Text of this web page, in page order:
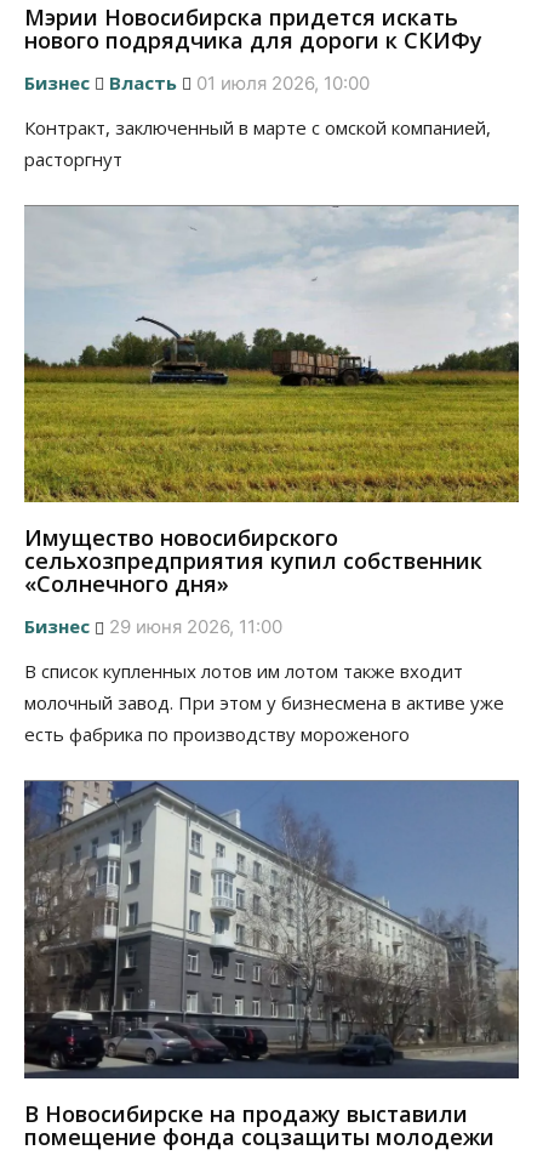
Мэрии Новосибирска придется искать
нового подрядчика для дороги к СКИФу
Бизнес Власть 01 июля 2026, 10:00
Контракт, заключенный в марте с омской компанией,
расторгнут
Имущество новосибирского
сельхозпредприятия купил собственник
«Солнечного дня»
Бизнес 29 июня 2026, 11:00
В список купленных лотов им лотом также входит
молочный завод. При этом у бизнесмена в активе уже
есть фабрика по производству мороженого
В Новосибирске на продажу выставили
помещение фонда соцзащиты молодежи